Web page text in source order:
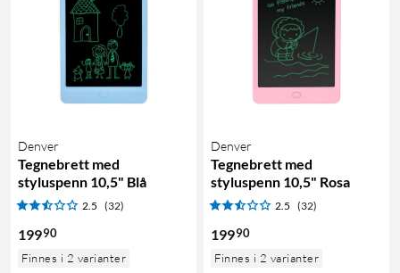
Denver
Tegnebrett med
styluspenn 10,5" Blå
2.5 (32)
19990
Finnes i 2 varianter
Denver
Tegnebrett med
styluspenn 10,5" Rosa
2.5 (32)
19990
Finnes i 2 varianter